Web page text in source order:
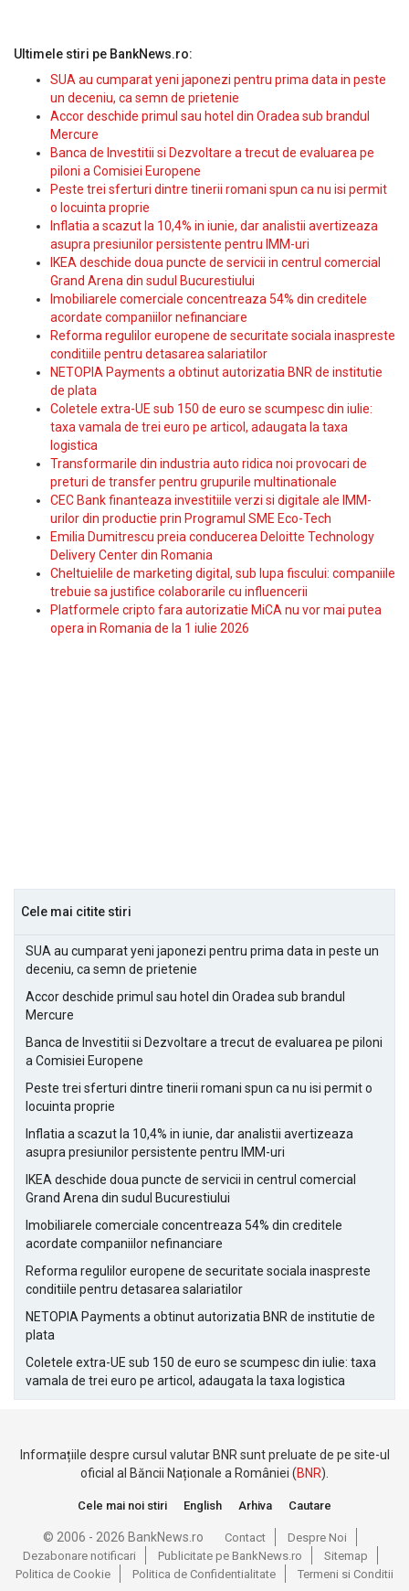
Ultimele stiri pe BankNews.ro:
SUA au cumparat yeni japonezi pentru prima data in peste
un deceniu, ca semn de prietenie
Accor deschide primul sau hotel din Oradea sub brandul
Mercure
Banca de Investitii si Dezvoltare a trecut de evaluarea pe
piloni a Comisiei Europene
Peste trei sferturi dintre tinerii romani spun ca nu isi permit
o locuinta proprie
Inflatia a scazut la 10,4% in iunie, dar analistii avertizeaza
asupra presiunilor persistente pentru IMM-uri
IKEA deschide doua puncte de servicii in centrul comercial
Grand Arena din sudul Bucurestiului
Imobiliarele comerciale concentreaza 54% din creditele
acordate companiilor nefinanciare
Reforma regulilor europene de securitate sociala inaspreste
conditiile pentru detasarea salariatilor
NETOPIA Payments a obtinut autorizatia BNR de institutie
de plata
Coletele extra-UE sub 150 de euro se scumpesc din iulie:
taxa vamala de trei euro pe articol, adaugata la taxa
logistica
Transformarile din industria auto ridica noi provocari de
preturi de transfer pentru grupurile multinationale
CEC Bank finanteaza investitiile verzi si digitale ale IMM-
urilor din productie prin Programul SME Eco-Tech
Emilia Dumitrescu preia conducerea Deloitte Technology
Delivery Center din Romania
Cheltuielile de marketing digital, sub lupa fiscului: companiile
trebuie sa justifice colaborarile cu influencerii
Platformele cripto fara autorizatie MiCA nu vor mai putea
opera in Romania de la 1 iulie 2026
Cele mai citite stiri
SUA au cumparat yeni japonezi pentru prima data in peste un
deceniu, ca semn de prietenie
Accor deschide primul sau hotel din Oradea sub brandul
Mercure
Banca de Investitii si Dezvoltare a trecut de evaluarea pe piloni
a Comisiei Europene
Peste trei sferturi dintre tinerii romani spun ca nu isi permit o
locuinta proprie
Inflatia a scazut la 10,4% in iunie, dar analistii avertizeaza
asupra presiunilor persistente pentru IMM-uri
IKEA deschide doua puncte de servicii in centrul comercial
Grand Arena din sudul Bucurestiului
Imobiliarele comerciale concentreaza 54% din creditele
acordate companiilor nefinanciare
Reforma regulilor europene de securitate sociala inaspreste
conditiile pentru detasarea salariatilor
NETOPIA Payments a obtinut autorizatia BNR de institutie de
plata
Coletele extra-UE sub 150 de euro se scumpesc din iulie: taxa
vamala de trei euro pe articol, adaugata la taxa logistica
Informațiile despre cursul valutar BNR sunt preluate de pe site-ul
oficial al Băncii Naționale a României (BNR).
Cele mai noi stiri English Arhiva Cautare
© 2006 - 2026 BankNews.ro Contact
Despre Noi
Dezabonare notificari
Publicitate pe BankNews.ro
Sitemap
Politica de Cookie
Politica de Confidentialitate Termeni si Conditii